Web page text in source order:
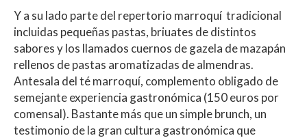
Y a su lado parte del repertorio marroquí tradicional
incluidas pequeñas pastas, briuates de distintos
sabores y los llamados cuernos de gazela de mazapán
rellenos de pastas aromatizadas de almendras.
Antesala del té marroquí, complemento obligado de
semejante experiencia gastronómica (150 euros por
comensal). Bastante más que un simple brunch, un
testimonio de la gran cultura gastronómica que